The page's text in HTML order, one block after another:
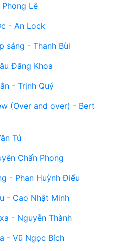
Lê
- An Lock
sáng - Thanh Bùi
Đăng Khoa
- Trịnh Quý
(Over and over) - Bert
Tú
Chấn Phong
- Phan Huỳnh Điểu
- Cao Nhật Minh
- Nguyễn Thành
- Vũ Ngọc Bích